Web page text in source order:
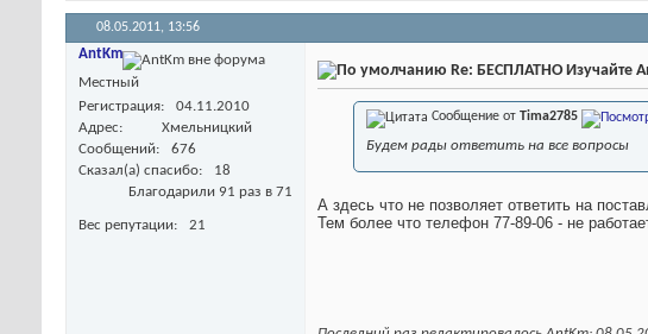
08.05.2011, 13:56
AntKm
Местный
Регистрация
04.11.2010
Адрес
Хмельницкий
Сообщений
676
Сказал(а) спасибо
18
Благодарили 91 раз в 71
Вес репутации 21
Re: БЕСПЛАТНО Изучайте
Сообщение от Tima2785
Будем рады ответить на все вопросы
А здесь что не позволяет ответить на
Тем более что телефон 77-89-06 - не